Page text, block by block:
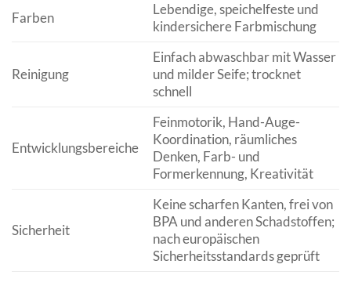
Farben
Lebendige, speichelfeste und
kindersichere Farbmischung
Reinigung
Einfach abwaschbar mit Wasser
und milder Seife; trocknet
schnell
Entwicklungsbereiche
Feinmotorik, Hand-Auge-
Koordination, räumliches
Denken, Farb- und
Formerkennung, Kreativität
Sicherheit
Keine scharfen Kanten, frei von
BPA und anderen Schadstoffen;
nach europäischen
Sicherheitsstandards geprüft